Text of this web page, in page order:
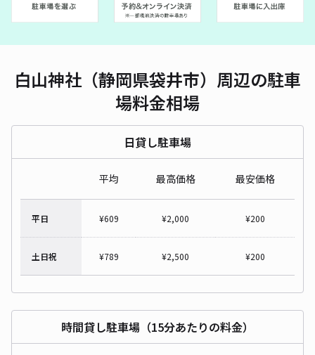
白山神社（静岡県袋井市）周辺の駐車
場料金相場
日貸し駐車場
平均 最高価格 最安価格
平日 ¥609 ¥2,000 ¥200
土日祝 ¥789 ¥2,500 ¥200
時間貸し駐車場（15分あたりの料金）